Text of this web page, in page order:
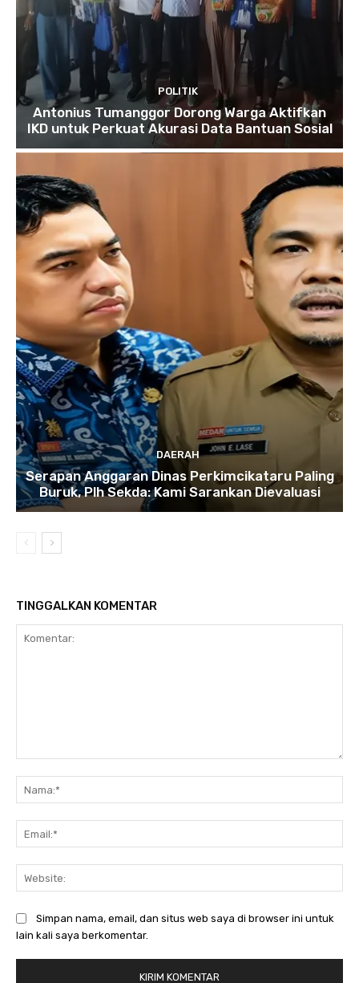
POLITIK
Antonius Tumanggor Dorong Warga Aktifkan
IKD untuk Perkuat Akurasi Data Bantuan Sosial
DAERAH
Serapan Anggaran Dinas Perkimcikataru Paling
Buruk, Plh Sekda: Kami Sarankan Dievaluasi
TINGGALKAN KOMENTAR
Simpan nama, email, dan situs web saya di browser ini untuk
lain kali saya berkomentar.